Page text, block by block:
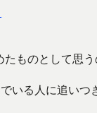
ものとして思
いる人に追い